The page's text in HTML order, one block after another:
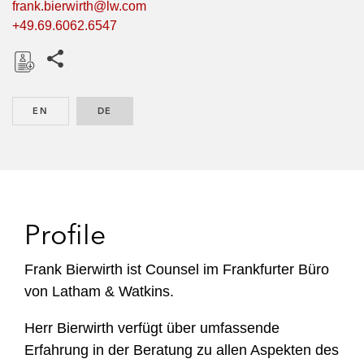
frank.bierwirth@lw.com
+49.69.6062.6547
w
EN DE
Profile
Frank Bierwirth ist Counsel im Frankfurter Büro
von Latham & Watkins.
Herr Bierwirth verfügt über umfassende
Erfahrung in der Beratung zu allen Aspekten des